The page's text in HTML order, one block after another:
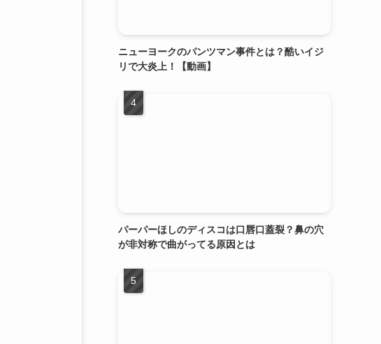
ニューヨークのパンツマン事件とは？酷いイジ
リで大炎上！【動画】
パーパーほしのディスコは口唇口蓋裂？鼻の穴
が非対称で曲がってる原因とは